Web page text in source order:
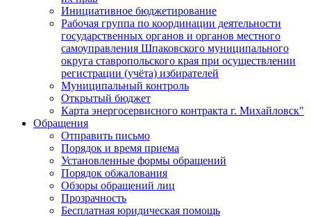
Инициативное бюджетирование
Рабочая группа по координации деятельности
государственных органов и органов местного
самоуправления Шпаковского муниципального
округа ставропольского края при осуществлении
регистрации (учёта) избирателей
Муниципальный контроль
Открытый бюджет
Карта энергосервисного контракта г. Михайловск"
Обращения
Отправить письмо
Порядок и время приема
Установленные формы обращений
Порядок обжалования
Обзоры обращений лиц
Прозрачность
Бесплатная юридическая помощь